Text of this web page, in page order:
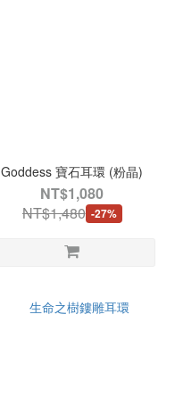
Goddess 寶石耳環 (粉晶)
NT$1,080
NT$1,480 -27%